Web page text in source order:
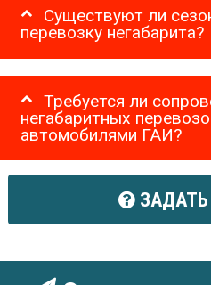
Существуют ли
перевозку негабарита?
Требуется ли
негабаритных
автомобилями ГАИ?